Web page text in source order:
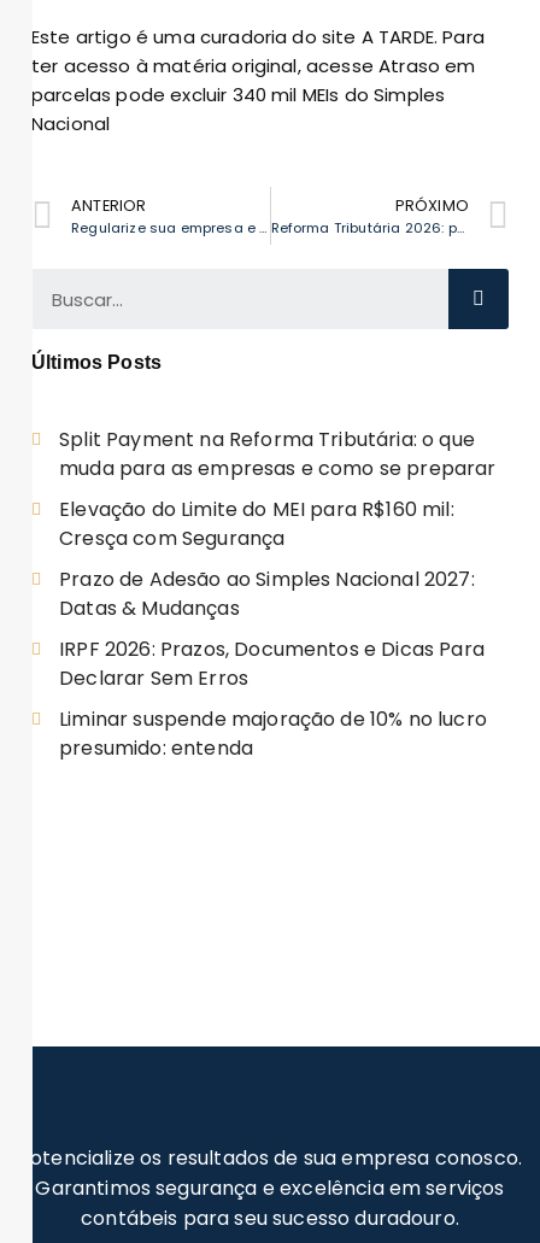
Este artigo é uma curadoria do site A TARDE. Para
ter acesso à matéria original, acesseAtraso em
parcelas pode excluir 340 mil MEIs do Simples
Nacional
ANTERIOR
Regularize sua empresa e migre ao Simples Nacional em 2026
PRÓXIMO
Reforma Tributária 2026: prepare ERP para IBS e CBS em janeiro
Últimos Posts
Split Payment na Reforma Tributária: o que
muda para as empresas e como se preparar
Elevação do Limite do MEI para R$160 mil:
Cresça com Segurança
Prazo de Adesão ao Simples Nacional 2027:
Datas & Mudanças
IRPF 2026: Prazos, Documentos e Dicas Para
Declarar Sem Erros
Liminar suspende majoração de 10% no lucro
presumido: entenda
Potencialize os resultados de sua empresa conosco.
Garantimos segurança e excelência em serviços
contábeis para seu sucesso duradouro.